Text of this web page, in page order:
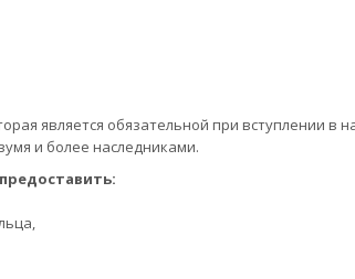
является обязательной при вступлении в
и более наследниками.